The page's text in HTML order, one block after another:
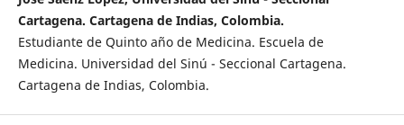
Cartagena. Cartagena de Indias, Colombia.
Estudiante de Quinto año de Medicina. Escuela de
Medicina. Universidad del Sinú - Seccional Cartagena.
Cartagena de Indias, Colombia.